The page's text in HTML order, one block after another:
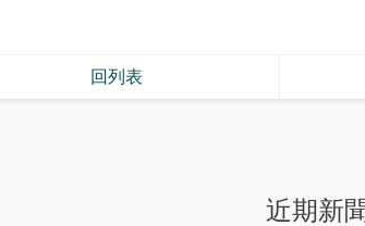
回列表
近期新